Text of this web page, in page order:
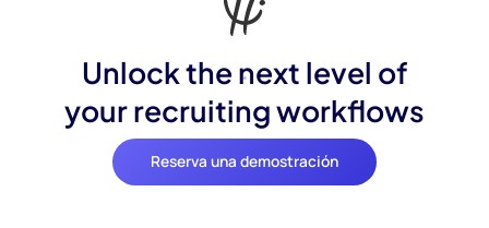
Unlock the next level of
your recruiting workflows
Reserva una demostración